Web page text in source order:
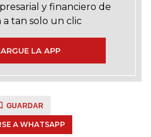
y financiero de
a tan solo un clic
LA APP
GUARDAR
A WHATSAPP